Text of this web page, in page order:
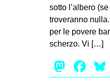
sotto l’albero (se
troveranno
per le povere
scherzo. Vi […]